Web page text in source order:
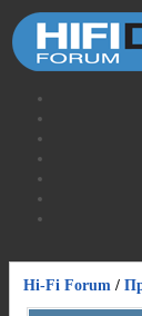
Hi-Fi Forum /